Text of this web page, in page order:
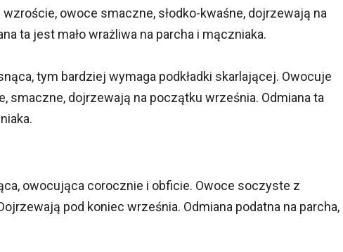
owoce smaczne, słodko-kwaśne, dojrzewają na
ta jest mało wrażliwa na parcha i mączniaka.
tym bardziej wymaga podkładki skarlającej. Owocuje
smaczne, dojrzewają na początku września. Odmiana ta
owocująca corocznie i obficie. Owoce soczyste z
pod koniec września. Odmiana podatna na parcha,